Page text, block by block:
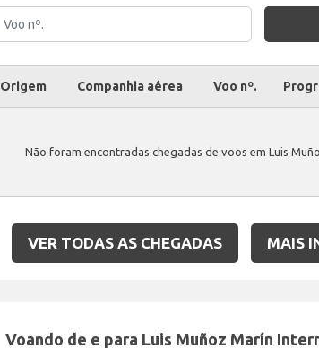
Origem Companhia aérea Voo nº.
Não foram encontradas chegadas de voos em Luis
VER TODAS AS CHEGADAS MAIS
Voando de e para Luis Muñoz Marín